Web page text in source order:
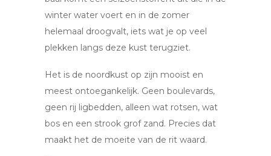
winter water voert en in de zomer
helemaal droogvalt, iets wat je op veel
plekken langs deze kust terugziet.
Het is de noordkust op zijn mooist en
meest ontoegankelijk. Geen boulevards,
geen rij ligbedden, alleen wat rotsen, wat
bos en een strook grof zand. Precies dat
maakt het de moeite van de rit waard.